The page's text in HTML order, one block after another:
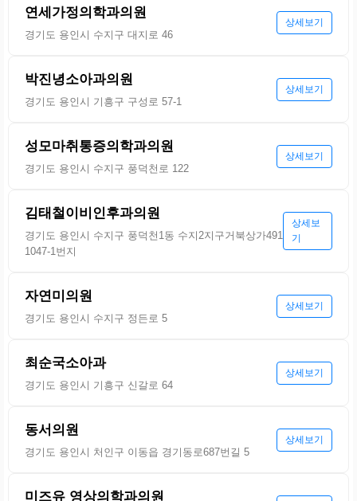
연세가정의학과의원
경기도 용인시 수지구 대지로 46
상세보기
박진녕소아과의원
경기도 용인시 기흥구 구성로 57-1
상세보기
성모마취통증의학과의원
경기도 용인시 수지구 풍덕천로 122
상세보기
김태철이비인후과의원
경기도 용인시 수지구 풍덕천1동 수지2지구거북상가491
1047-1번지
상세보
기
자연미의원
경기도 용인시 수지구 정든로 5
상세보기
최순국소아과
경기도 용인시 기흥구 신갈로 64
상세보기
동서의원
경기도 용인시 처인구 이동읍 경기동로687번길 5
상세보기
미즈유 영상의학과의원